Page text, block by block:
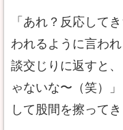
「あれ？反応して
われるように言わ
談交じりに返すと
ゃないな〜（笑）
して股間を擦って